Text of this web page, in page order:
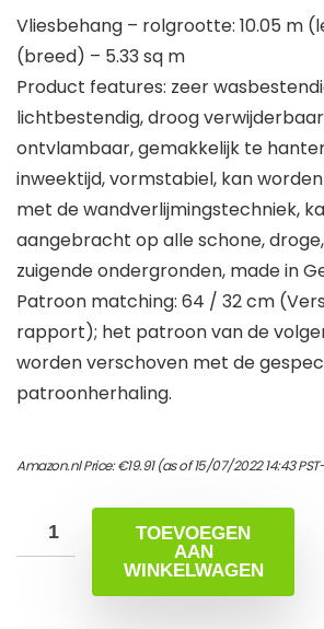
Vliesbehang – rolgrootte: 10.05 m
(breed) – 5.33 sq m
Product features: zeer
lichtbestendig, droog
ontvlambaar, gemakkelijk te
inweektijd, vormstabiel, kan
met de wandverlijmingstechniek,
aangebracht op alle schone,
zuigende ondergronden, made in
Patroon matching: 64 / 32 cm
rapport); het patroon van de
worden verschoven met de
patroonherhaling.
Amazon.nl Price:€19.91(as of 15/07/2022 14:43
TOEVOEGEN
AAN
WINKELWAGEN